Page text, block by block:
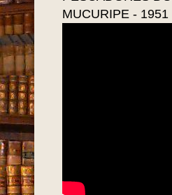
MUCURIPE - 1951